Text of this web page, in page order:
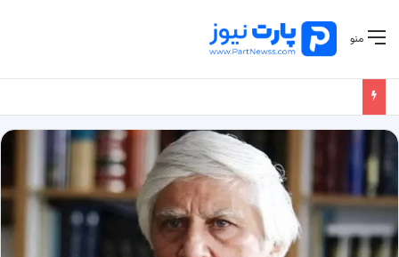
منو